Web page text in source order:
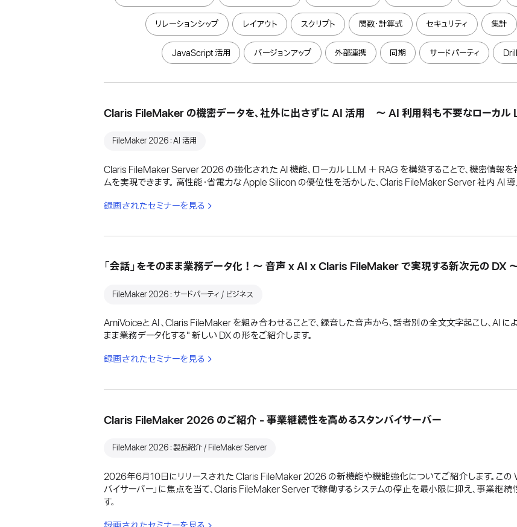
リレーションシップ レイアウト スクリプト 関数・計算式 セキュリティ 集計
JavaScript 活用 バージョンアップ 外部連携 同期 サードパーティ
Claris FileMaker の機密データを、社外に出さずに AI 活用 〜 AI 利用料も不要なローカル
FileMaker 2026：AI 活用
Claris FileMaker Server 2026 の強化された AI 機能、ローカル LLM ＋ RAG を構築することで、機密情報を
ムを実現できます。 高性能・省電力な Apple Silicon の優位性を活かした、Claris FileMaker Server 社内 AI 導
録画されたセミナーを見る
「会話」をそのまま業務データ化！〜 音声 x AI x Claris FileMaker で実現する新次元の DX
FileMaker 2026：サードパーティ / ビジネス
AmiVoiceと AI 、Claris FileMaker を組み合わせることで、録音した音声から、話者別の全文文字起こし、AI に
まま業務データ化する" 新しい DX の形をご紹介します。
録画されたセミナーを見る
Claris FileMaker 2026 のご紹介 - 事業継続性を高めるスタンバイサーバー
FileMaker 2026：製品紹介 / FileMaker Server
2026年6月10日にリリースされた Claris FileMaker 2026 の新機能や機能強化についてご紹介します。この
バイサーバー」に焦点を当て、Claris FileMaker Server で稼働するシステムの停止を最小限に抑え、事業継
す。